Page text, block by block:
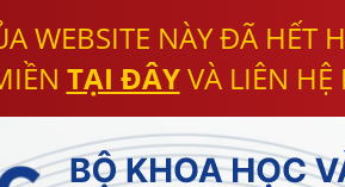
WEBSITE NÀY ĐÃ HẾT
TẠI ĐÂYVÀ LIÊN HỆ